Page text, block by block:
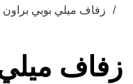
زفاف ميلي بوبي
زفاف